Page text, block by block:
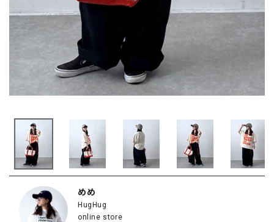
めめ
HugHug
online store